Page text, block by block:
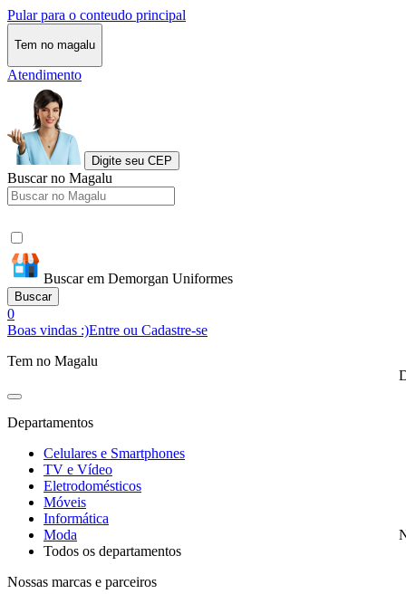
Pular para o conteudo principal
Tem no magalu
Atendimento
Digite seu CEP
Buscar no Magalu
Buscar em Demorgan Uniformes
Buscar
0
Boas vindas :)Entre ou Cadastre-se
Tem no Magalu
Departamentos
Celulares e Smartphones
TV e Vídeo
Eletrodomésticos
Móveis
Informática
Moda
Todos os departamentos
Nossas marcas e parceiros